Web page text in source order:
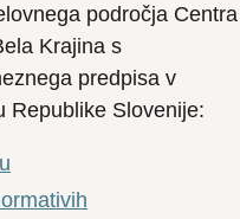
področja Centra
Krajina s
predpisa v
Republike Slovenije: